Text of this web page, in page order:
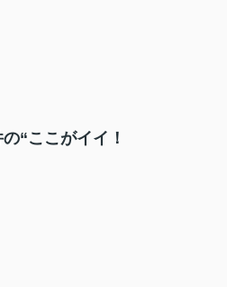
“ここがイイ！